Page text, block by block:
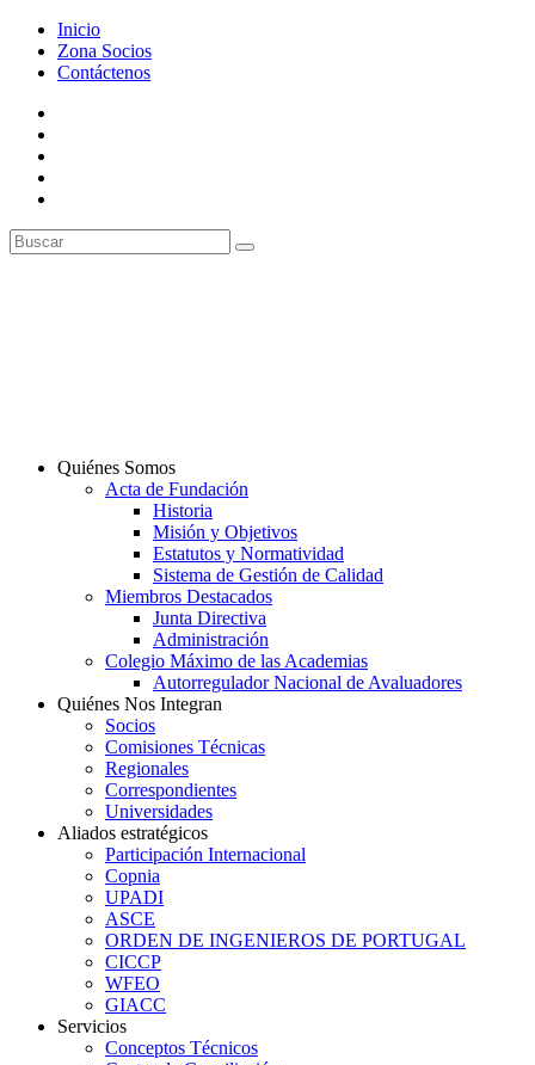
Inicio
Zona Socios
Contáctenos
Quiénes Somos
Acta de Fundación
Historia
Misión y Objetivos
Estatutos y Normatividad
Sistema de Gestión de Calidad
Miembros Destacados
Junta Directiva
Administración
Colegio Máximo de las Academias
Autorregulador Nacional de Avaluadores
Quiénes Nos Integran
Socios
Comisiones Técnicas
Regionales
Correspondientes
Universidades
Aliados estratégicos
Participación Internacional
Copnia
UPADI
ASCE
ORDEN DE INGENIEROS DE PORTUGAL
CICCP
WFEO
GIACC
Servicios
Conceptos Técnicos